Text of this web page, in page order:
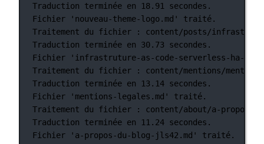
Traduction
terminée en 18.91
secondes.
Fichier
'nouveau-theme-logo.md'
traité.
Traitement
du fichier :
content/posts/
Traduction
terminée en 30.73
secondes.
Fichier
'infrastruture-as-code-serverless-ha-
Traitement
du fichier :
content/mentions/
Traduction
terminée en 13.14 secondes.
Fichier
'mentions-legales.md'
traité.
Traitement
du fichier :
content/about/a-propos-
Traduction
terminée en 11.24 secondes.
Fichier
'a-propos-du-blog-jls42.md' traité.